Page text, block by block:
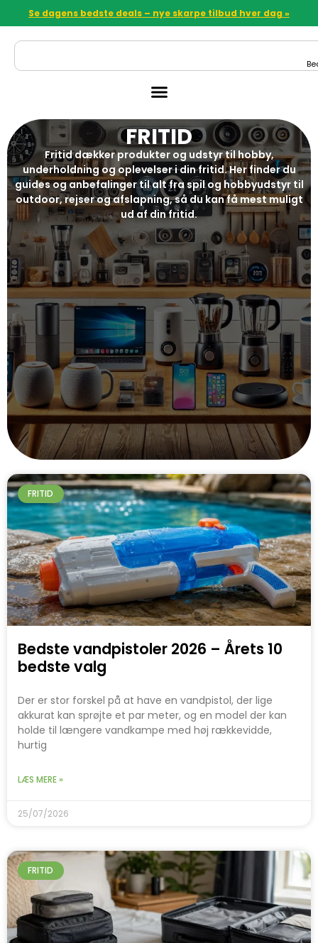
Se dagens bedste deals – nye skarpe tilbud hver dag »
FRITID
Fritid dækker produkter og udstyr til hobby,
underholdning og oplevelser i din fritid. Her finder du
guides og anbefalinger til alt fra spil og hobbyudstyr til
outdoor, rejser og afslapning, så du kan få mest muligt
ud af din fritid.
FRITID
Bedste vandpistoler 2026 – Årets 10
bedste valg
Der er stor forskel på at have en vandpistol, der lige
akkurat kan sprøjte et par meter, og en model der kan
holde til længere vandkampe med høj rækkevidde,
hurtig
LÆS MERE »
25/07/2026
FRITID